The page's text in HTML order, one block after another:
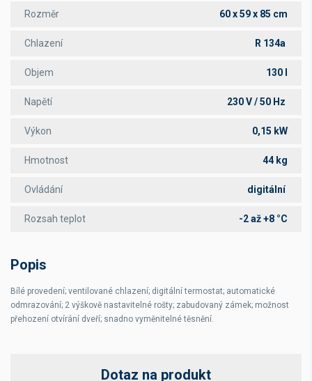
Rozměr 60 x 59 x 85 cm
Chlazení R 134a
Objem 130 l
Napětí 230 V / 50 Hz
Výkon 0,15 kW
Hmotnost 44 kg
Ovládání digitální
Rozsah teplot -2 až +8 °C
Popis
Bílé provedení; ventilované chlazení; digitální termostat; automatické
odmrazování; 2 výškově nastavitelné rošty; zabudovaný zámek; možnost
přehození otvírání dveří; snadno vyměnitelné těsnění.
Dotaz na produkt